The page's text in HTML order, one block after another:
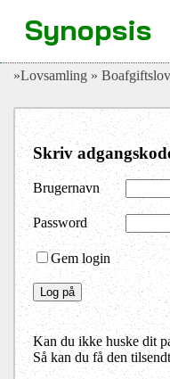
»Lovsamling »
Skriv
Brugernavn
Password
Gem login
Kan du ikke huske dit
Så kan du få den
Synopsis